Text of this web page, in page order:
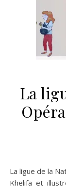
La
La ligue de la Nature T2 : Opération Girafe, écrit par Ismaël
Khelifa et